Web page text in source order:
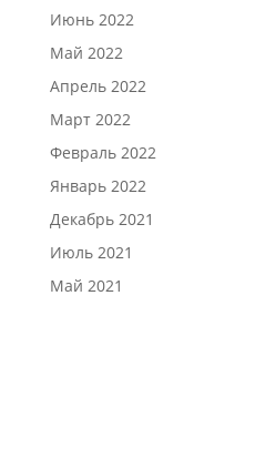
Июнь 2022
Май 2022
Апрель 2022
Март 2022
Февраль 2022
Январь 2022
Декабрь 2021
Июль 2021
Май 2021